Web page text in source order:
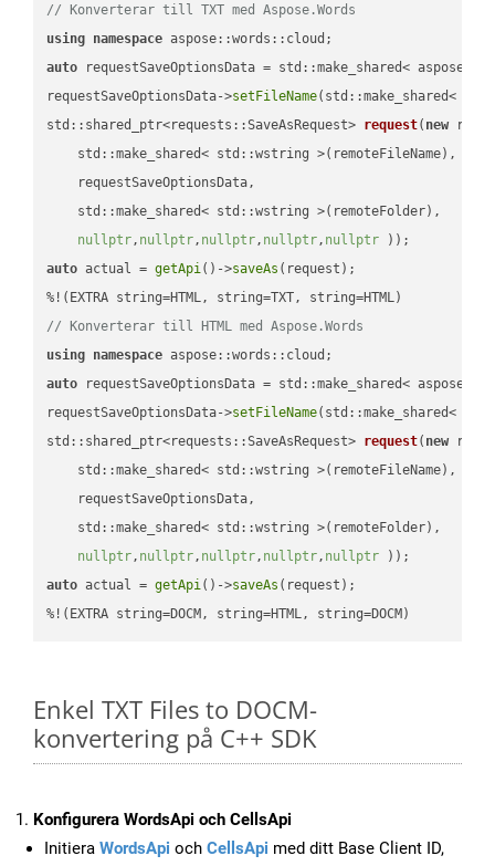
// Konverterar till TXT med Aspose.Words
using namespace
auto requestSaveOptionsData = std::make_shared<
requestSaveOptionsData->setFileName(std::make_shared<
std::shared_ptr<requests::SaveAsRequest> request( new
    std::make_shared< std::wstring >(remoteFileName),
    requestSaveOptionsData,
    std::make_shared< std::wstring >(remoteFolder),
nullptr, nullptr, nullptr, nullptr, nullptr ))
auto actual = getApi()->saveAs (request);
// Konverterar till HTML med Aspose.Words
using namespace
auto requestSaveOptionsData = std::make_shared<
requestSaveOptionsData->setFileName(std::make_shared<
std::shared_ptr<requests::SaveAsRequest> request( new
    std::make_shared< std::wstring >(remoteFileName),
    requestSaveOptionsData,
    std::make_shared< std::wstring >(remoteFolder),
nullptr, nullptr, nullptr, nullptr, nullptr ))
auto actual = getApi()->saveAs (request);
%!(EXTRA string=DOCM, string=HTML, string=DOCM)
Enkel TXT Files to DOCM-
konvertering på C++ SDK
Konfigurera WordsApi och CellsApi
Initiera WordsApi och CellsApi med ditt Base Client ID,